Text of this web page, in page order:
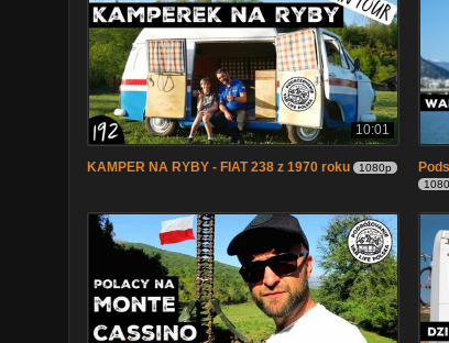
10:01
KAMPER NA RYBY - FIAT 238 z 1970 roku 1080p